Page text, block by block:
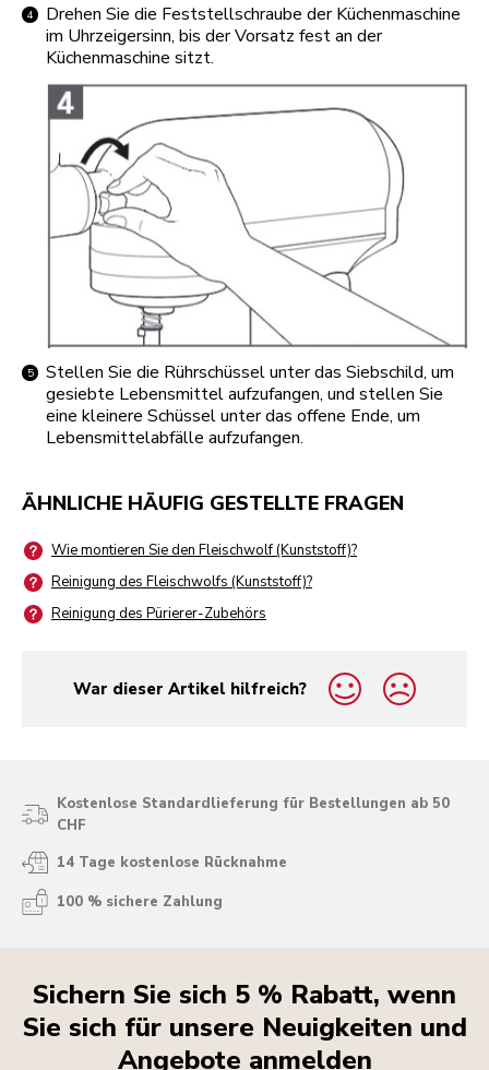
Drehen Sie die Feststellschraube der Küchenmaschine
im Uhrzeigersinn, bis der Vorsatz fest an der
Küchenmaschine sitzt.
Stellen Sie die Rührschüssel unter das Siebschild, um
gesiebte Lebensmittel aufzufangen, und stellen Sie
eine kleinere Schüssel unter das offene Ende, um
Lebensmittelabfälle aufzufangen.
ÄHNLICHE HÄUFIG GESTELLTE FRAGEN
Wie montieren Sie den Fleischwolf (Kunststoff)?
Reinigung des Fleischwolfs (Kunststoff)?
Reinigung des Pürierer-Zubehörs
War dieser Artikel hilfreich?
yes
no
Kostenlose Standardlieferung für Bestellungen ab 50
CHF
14 Tage kostenlose Rücknahme
100 % sichere Zahlung
Sichern Sie sich 5 % Rabatt, wenn
Sie sich für unsere Neuigkeiten und
Angebote anmelden